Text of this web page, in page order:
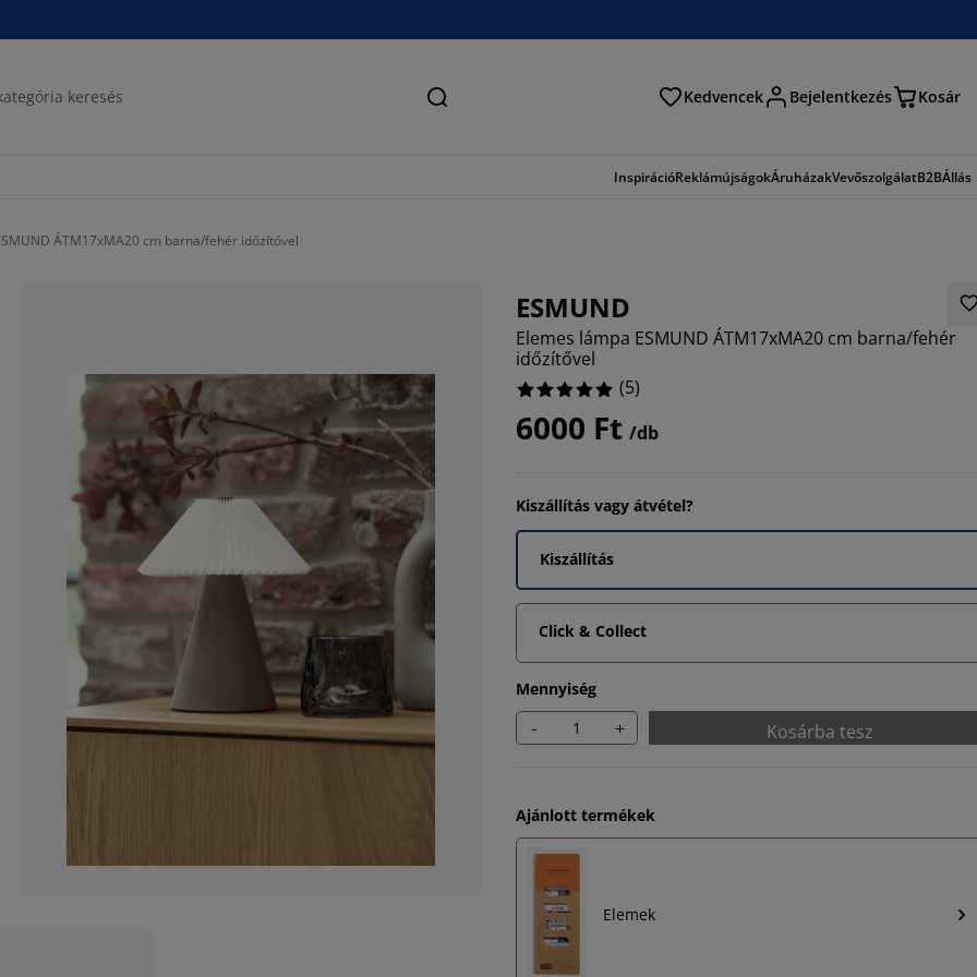
Keresés Kedvencek Bejelentkezés Kosár
InspirációReklámújságokÁruházakVevőszolgálatB2BÁllás
ÁTM17xMA20 cm barna/fehér időzítővel
ESMUND
Elemes lámpa ESMUND ÁTM17xMA20 cm barna/fehér
időzítővel
(5)
6000 Ft /db
Kiszállítás vagy átvétel?
Kiszállítás
Click & Collect
Mennyiség
- + Kosárba tesz
Ajánlott termékek
Elemek
100%